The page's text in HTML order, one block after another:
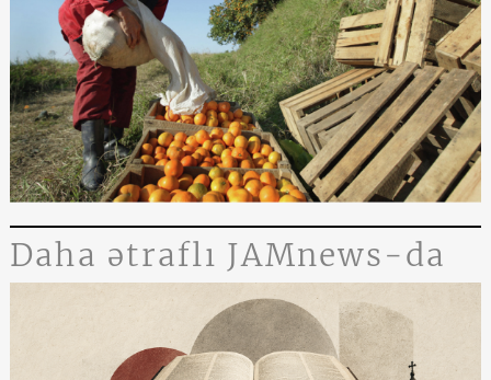
Daha ətraflı JAMnews-da